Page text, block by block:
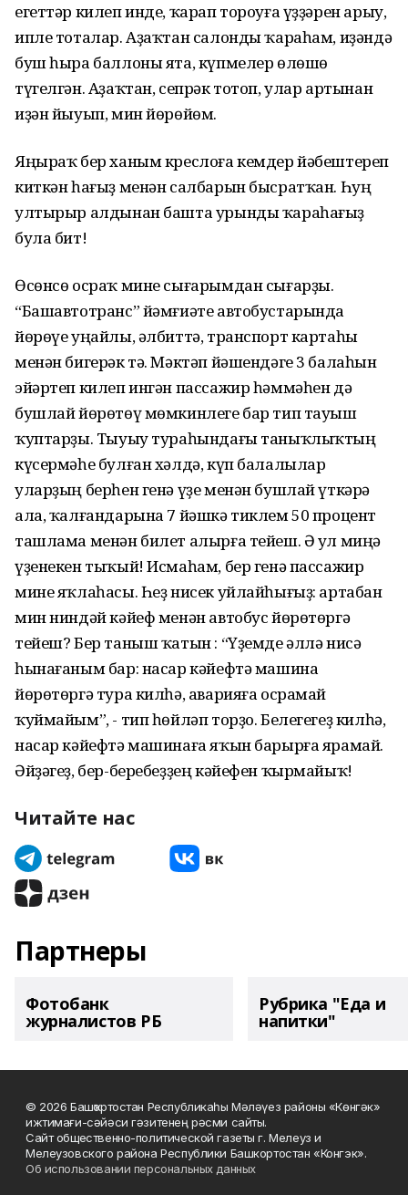
егеттәр килеп инде, ҡарап тороуға үҙҙәрен арыу,
ипле тоталар. Аҙаҡтан салонды ҡараһам, иҙәндә
буш һыра баллоны ята, күпмелер өлөшө
түгелгән. Аҙаҡтан, сепрәк тотоп, улар артынан
иҙән йыуып, мин йөрөйөм.
Яңыраҡ бер ханым креслоға кемдер йәбештереп
киткән һағыҙ менән салбарын бысратҡан. Һуң
ултырыр алдынан башта урынды ҡараһағыҙ
була бит!
Өсөнсө осраҡ мине сығарымдан сығарҙы.
“Башавтотранс” йәмғиәте автобустарында
йөрөүе уңайлы, әлбиттә, транспорт картаһы
менән бигерәк тә. Мәктәп йәшендәге 3 балаһын
эйәртеп килеп ингән пассажир һәммәһен дә
бушлай йөрөтөү мөмкинлеге бар тип тауыш
ҡуптарҙы. Тыуыу тураһындағы таныҡлыҡтың
күсермәһе булған хәлдә, күп балалылар
уларҙың берһен генә үҙе менән бушлай үткәрә
ала, ҡалғандарына 7 йәшкә тиклем 50 процент
ташлама менән билет алырға тейеш. Ә ул миңә
үҙенекен тыҡый! Исмаһам, бер генә пассажир
мине яҡлаһасы. Һеҙ нисек уйлайһығыҙ: артабан
мин ниндәй кәйеф менән автобус йөрөтөргә
тейеш? Бер таныш ҡатын : “Үҙемде әллә нисә
һынағаным бар: насар кәйефтә машина
йөрөтөргә тура килһә, аварияға осрамай
ҡуймайым”, - тип һөйләп торҙо. Белегегеҙ килһә,
насар кәйефтә машинаға яҡын барырға ярамай.
Әйҙәгеҙ, бер-беребеҙҙең кәйефен ҡырмайыҡ!
Читайте нас
Партнеры
Фотобанк
журналистов РБ
Рубрика "Еда и
напитки"
© 2026 Башҡортостан Республикаһы Мәләүез районы «Көнгәк»
ижтимағи-сәйәси гәзитенең рәсми сайты.
Сайт общественно-политической газеты г. Мелеуз и
Мелеузовского района Республики Башкортостан «Конгэк».
Об использовании персональных данных